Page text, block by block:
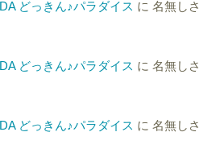
どっきん♪パラダイス に 名無しさ
どっきん♪パラダイス に 名無しさ
どっきん♪パラダイス に 名無しさ